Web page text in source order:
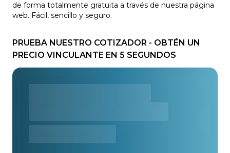
de forma totalmente gratuita a través de nuestra página
web. Fácil, sencillo y seguro.
PRUEBA NUESTRO COTIZADOR - OBTÉN UN
PRECIO VINCULANTE EN 5 SEGUNDOS